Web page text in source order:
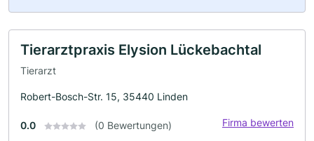
Tierarztpraxis Elysion Lückebachtal
Tierarzt
Robert-Bosch-Str. 15, 35440 Linden
0.0 (0 Bewertungen) Firma bewerten